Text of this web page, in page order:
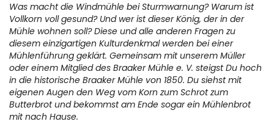
Was macht die Windmühle bei Sturmwarnung? Warum ist
Vollkorn voll gesund? Und wer ist dieser König, der in der
Mühle wohnen soll? Diese und alle anderen Fragen zu
diesem einzigartigen Kulturdenkmal werden bei einer
Mühlenführung geklärt. Gemeinsam mit unserem Müller
oder einem Mitglied des Braaker Mühle e. V. steigst Du hoch
in die historische Braaker Mühle von 1850. Du siehst mit
eigenen Augen den Weg vom Korn zum Schrot zum
Butterbrot und bekommst am Ende sogar ein Mühlenbrot
mit nach Hause.